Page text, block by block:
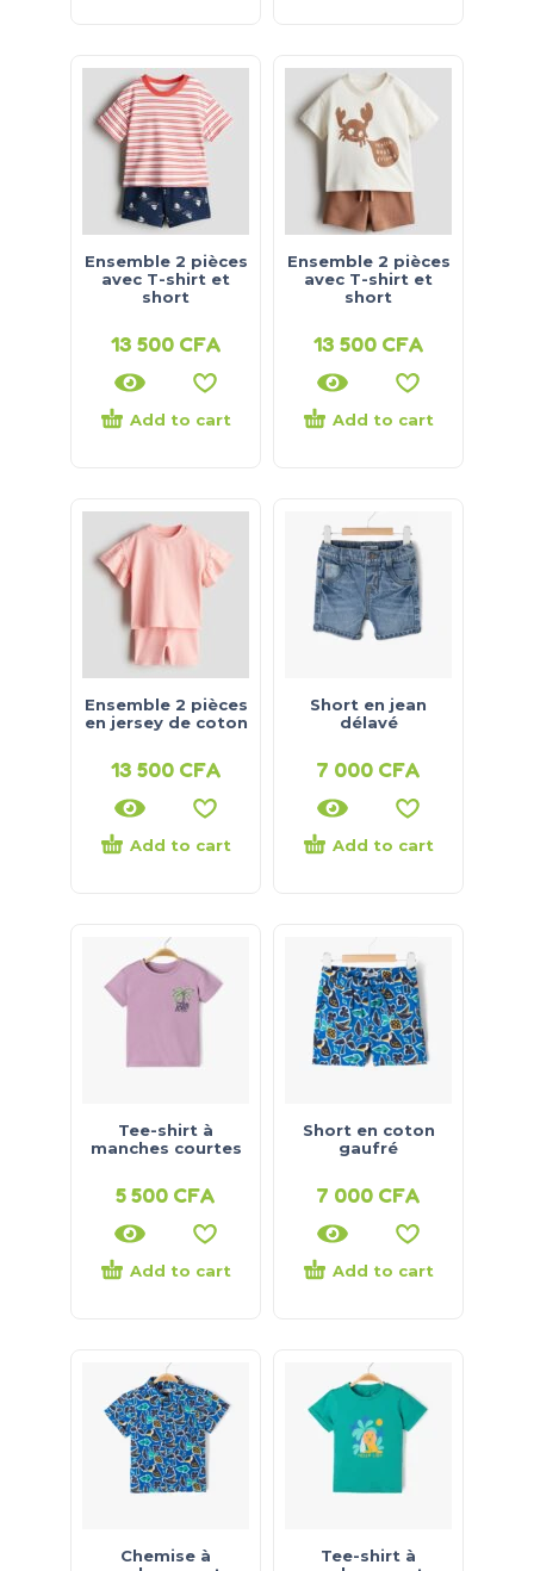
Ensemble 2 pièces
avec T-shirt et
short
13 500 CFA
Add to cart
Ensemble 2 pièces
avec T-shirt et
short
13 500 CFA
Add to cart
Ensemble 2 pièces
en jersey de coton
13 500 CFA
Add to cart
Short en jean
délavé
7 000 CFA
Add to cart
Tee-shirt à
manches courtes
5 500 CFA
Add to cart
Short en coton
gaufré
7 000 CFA
Add to cart
Chemise à
Tee-shirt à